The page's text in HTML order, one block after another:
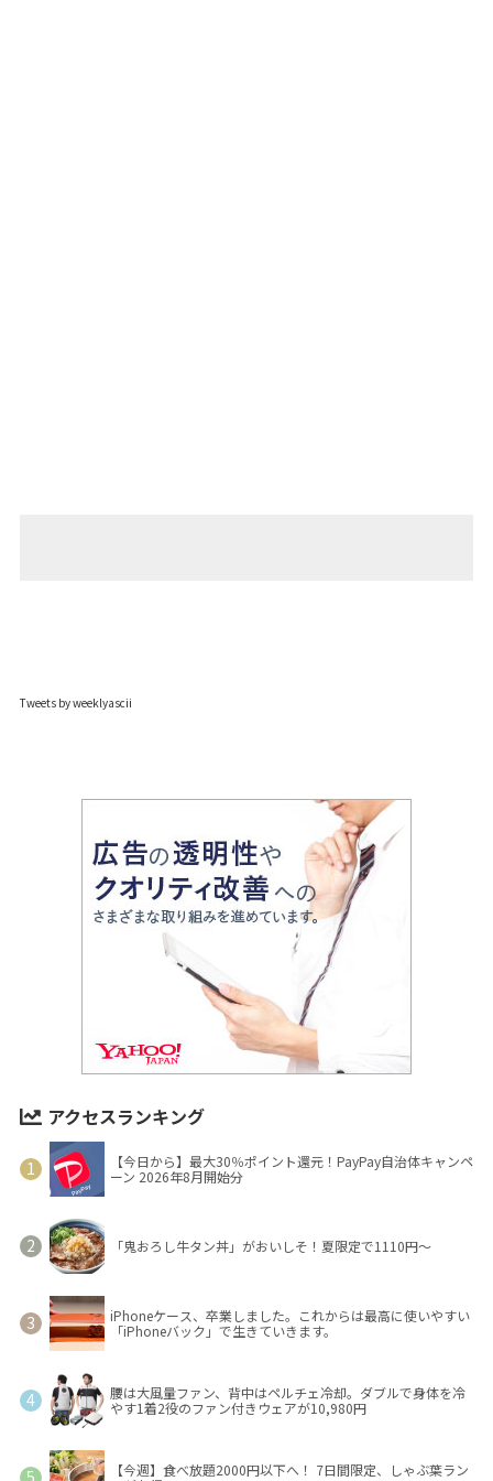
Tweets by weeklyascii
アクセスランキング
【今日から】最大30％ポイント還元！PayPay自治体キャンペ
ーン 2026年8月開始分
「鬼おろし牛タン丼」がおいしそ！夏限定で1110円～
iPhoneケース、卒業しました。これからは最高に使いやすい
「iPhoneバック」で生きていきます。
腰は大風量ファン、背中はペルチェ冷却。ダブルで身体を冷
やす1着2役のファン付きウェアが10,980円
【今週】食べ放題2000円以下へ！ 7日間限定、しゃぶ葉ラン